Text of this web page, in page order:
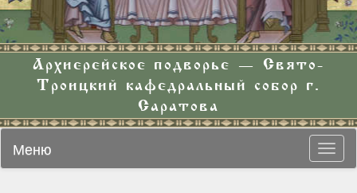
Архиерейское подворье — Свято-
Троицкий кафедральный собор г.
Саратова
Меню